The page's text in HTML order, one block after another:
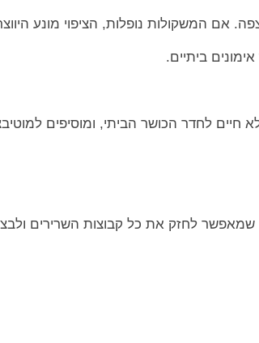
אם המשקולות נופלות, הציפוי מונע
ביתיים.
לחדר הכושר הביתי, ומוסיפים
שמאפשר לחזק את כל קבוצות השרירים